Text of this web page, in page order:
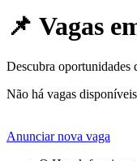
📌 Vagas
Descubra oportunidades
Não há vagas
Anunciar nova vaga